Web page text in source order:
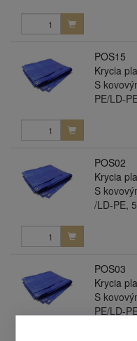
POS15
Krycia
S
PE/LD-
POS02
Krycia
S
/LD-PE,
POS03
Krycia
S
PE/LD-